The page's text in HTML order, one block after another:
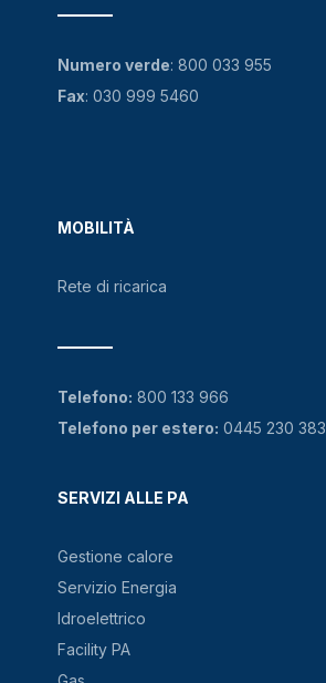
MOBILITÀ
Rete di ricarica
SERVIZI ALLE PA
Gestione calore
Servizio Energia
Idroelettrico
Facility PA
Numero verde: 800 033 955
Fax: 030 999 5460
Telefono: 800 133 966
Telefono per estero: 0445 230 383